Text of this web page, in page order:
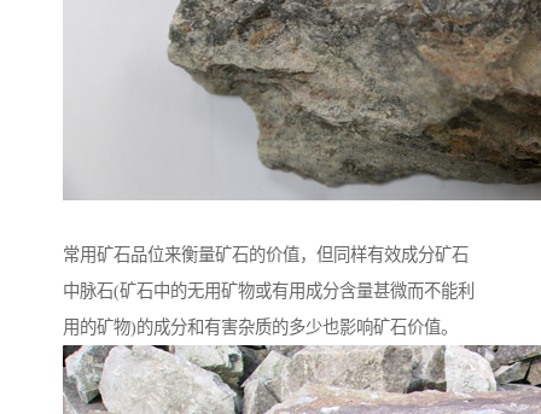
常用矿石品位来衡量矿石的价值，但同样有效成分矿石
中脉石(矿石中的无用矿物或有用成分含量甚微而不能利
用的矿物)的成分和有害杂质的多少也影响矿石价值。